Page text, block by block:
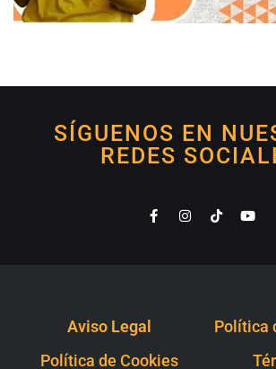
SÍGUENOS EN
REDES
Aviso Legal
Política
Política de Cookies